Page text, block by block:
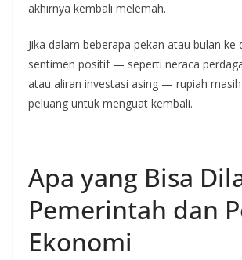
akhirnya kembali melemah.
Jika dalam beberapa pekan atau bulan ke
sentimen positif — seperti neraca
atau aliran investasi asing — rupiah
peluang untuk menguat kembali.
Apa yang Bisa
Pemerintah dan
Ekonomi